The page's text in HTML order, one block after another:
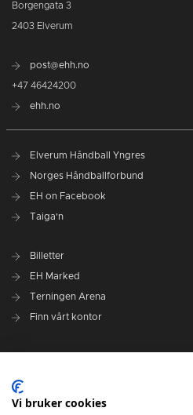
Borgengata 3
2403 Elverum
post@ehh.no
+47 46424200
ehh.no
Elverum Håndball Yngres
Norges Håndballforbund
EH on Facebook
Taiga'n
Billetter
EH Marked
Terningen Arena
Finn vårt kontor
Administrasjonen i Elverum Håndball
Vi bruker cookies